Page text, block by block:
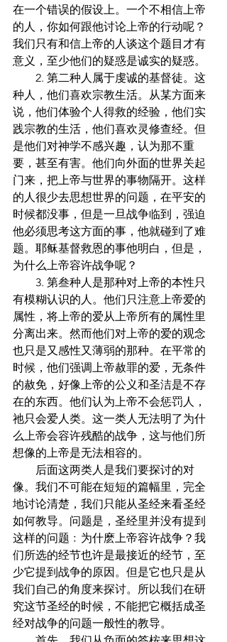
在一个错误的假设上。一个不相信上帝
的人，你如何跟他讨论上帝的行动呢？
我们只有和信上帝的人谈这个题目才有
意义，至少他们的疑惑是诚实的疑惑。
种人，他们喜欢宗教生活。从某方面来
说，他们体验个人得救的经验，他们实
践宗教的生活，他们喜欢灵修查经。但
是他们对神学不感兴趣，认为那不重
要，甚至有害。他们向外面的世界关起
门来，把上帝与世界的事物隔开。这样
的人很少去思想世界的问题，在平安的
时候都没事，但是一旦战争临到，强迫
他必须思考这方面的事，他就碰到了难
题。耶稣基督救恩的事他明白，但是，
为什么上帝容许战争呢？
有模糊认识的人。他们只注意上帝爱的
属性，将上帝的爱从上帝所有的属性里
分离出来。然而他们对上帝的爱的观念
也只是又感性又薄弱的那种。在平常的
时候，他们强调上帝赦罪的爱，无条件
的赦免，好像上帝的公义和圣洁是不存
在的东西。他们认为上帝不会惩罚人，
祂只会爱人类。这一类人无法明了为什
么上帝会容许残酷的战争，这与他们所
想像的上帝是无法相容的。
像。我们不可能在短短的篇幅里，完全
地讨论清楚，我们只能从圣经来看圣经
如何教导。问题是，圣经里并没有提到
这样的问题﹕为什麽上帝容许战争？我
们所选的经节也许是最接近的经节，至
少它提到战争的原因。但是它也只是从
我们自己的角度来探讨。所以我们在研
究这节圣经的时候，不能把它概括成圣
经对战争的问题一般性的教导。